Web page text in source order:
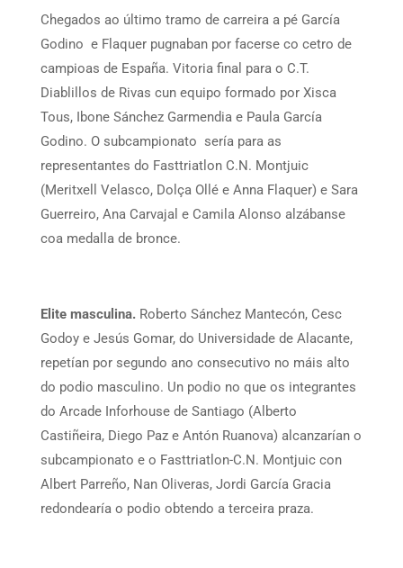
Chegados ao último tramo de carreira a pé García
Godino e Flaquer pugnaban por facerse co cetro de
campioas de España. Vitoria final para o C.T.
Diablillos de Rivas cun equipo formado por Xisca
Tous, Ibone Sánchez Garmendia e Paula García
Godino. O subcampionato sería para as
representantes do Fasttriatlon C.N. Montjuic
(Meritxell Velasco, Dolça Ollé e Anna Flaquer) e Sara
Guerreiro, Ana Carvajal e Camila Alonso alzábanse
coa medalla de bronce.
Elite masculina.Roberto Sánchez Mantecón, Cesc
Godoy e Jesús Gomar, do Universidade de Alacante,
repetían por segundo ano consecutivo no máis alto
do podio masculino. Un podio no que os integrantes
do Arcade Inforhouse de Santiago (Alberto
Castiñeira, Diego Paz e Antón Ruanova) alcanzarían o
subcampionato e o Fasttriatlon-C.N. Montjuic con
Albert Parreño, Nan Oliveras, Jordi García Gracia
redondearía o podio obtendo a terceira praza.